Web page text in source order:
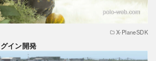
X-PlaneSDK
イン開発